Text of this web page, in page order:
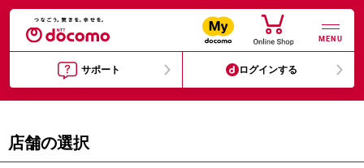
MENU
サポート ログインする
店舗の選択